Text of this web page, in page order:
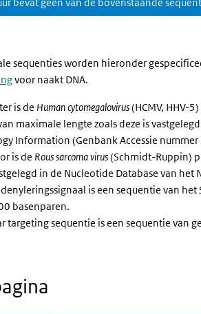
sequenties worden hieronder
voor naakt DNA.
is de Human cytomegalovirus(HCMV, HHV-
maximale lengte zoals deze is
Information (Genbank Accessie
is de Rous sarcoma virus(Schmidt-Ruppin)
in de Nucleotide Database van het
is een sequentie van het
basenparen.
targeting sequentie is een sequentie van